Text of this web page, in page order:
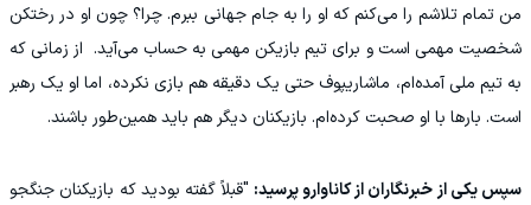
من تمام تلاشم را می‌کنم که او را به جام جهانی ببرم. چرا؟ چون او در رختکن
شخصیت مهمی است و برای تیم بازیکن مهمی به حساب می‌آید. از زمانی که
به تیم ملی آمده‌ام، ماشاریپوف حتی یک دقیقه هم بازی نکرده، اما او یک رهبر
است. بارها با او صحبت کرده‌ام. بازیکنان دیگر هم باید همین‌طور باشند.
سپس یکی از خبرنگاران از کاناوارو پرسید: "قبلاً گفته بودید که بازیکنان جنگجو